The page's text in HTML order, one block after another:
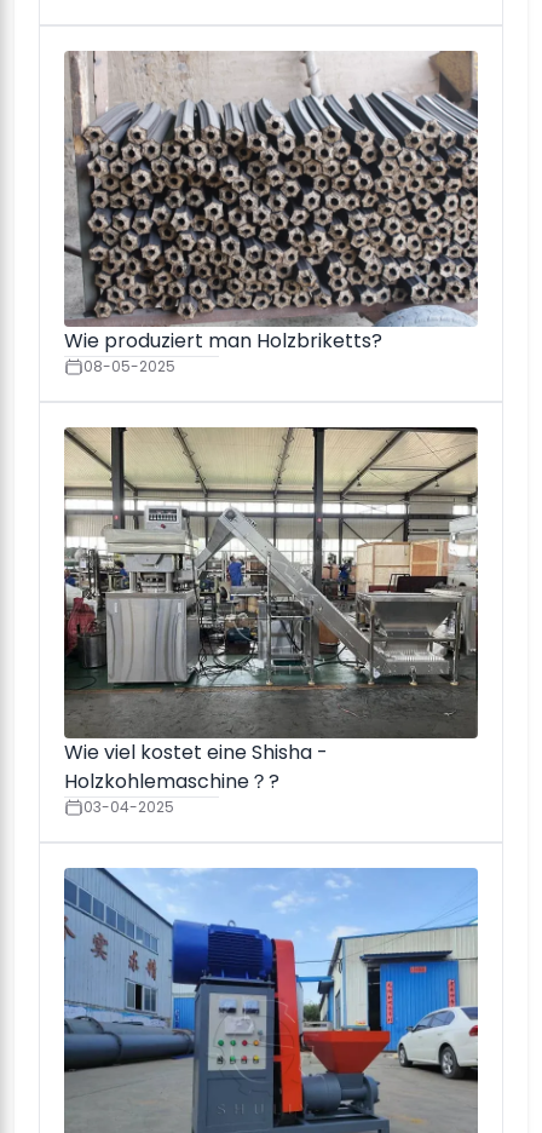
Wie produziert man Holzbriketts?
08-05-2025
Wie viel kostet eine Shisha -
Holzkohlemaschine？?
03-04-2025